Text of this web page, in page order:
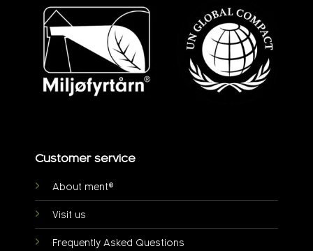
Customer service
About ment®
Visit us
Frequently Asked Questions